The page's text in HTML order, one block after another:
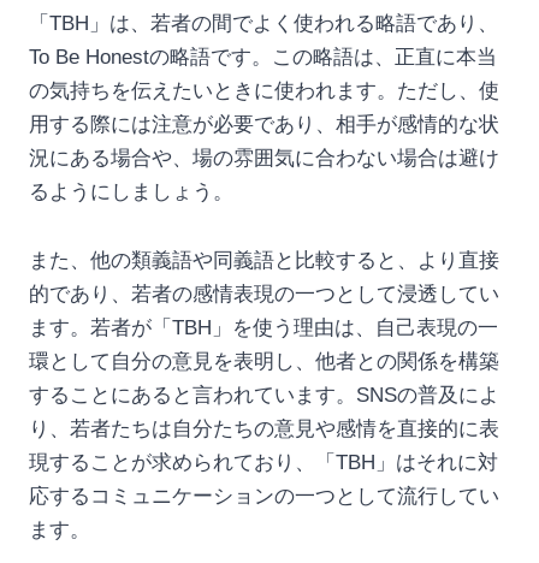
「TBH」は、若者の間でよく使われる略語であり、
To Be Honestの略語です。この略語は、正直に本当
の気持ちを伝えたいときに使われます。ただし、使
用する際には注意が必要であり、相手が感情的な状
況にある場合や、場の雰囲気に合わない場合は避け
るようにしましょう。
また、他の類義語や同義語と比較すると、より直接
的であり、若者の感情表現の一つとして浸透してい
ます。若者が「TBH」を使う理由は、自己表現の一
環として自分の意見を表明し、他者との関係を構築
することにあると言われています。SNSの普及によ
り、若者たちは自分たちの意見や感情を直接的に表
現することが求められており、「TBH」はそれに対
応するコミュニケーションの一つとして流行してい
ます。